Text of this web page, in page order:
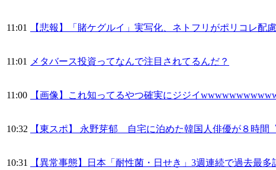
11:01 【悲報】「賭ケグルイ」実写化、ネトフリがポリコレ配
11:01 メタバース投資ってなんで注目されてるんだ？
11:00 【画像】これ知ってるやつ確実にジジイ
10:32 【東スポ】 永野芽郁 自宅に泊めた韓国人俳優が８時間
10:31 【異常事態】日本「耐性菌・日せき」3週連続で過去最